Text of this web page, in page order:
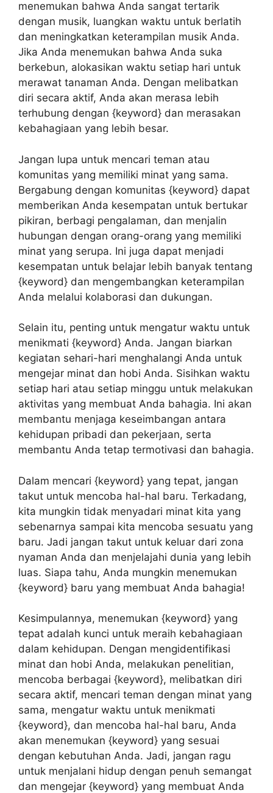
menemukan bahwa Anda sangat tertarik
dengan musik, luangkan waktu untuk berlatih
dan meningkatkan keterampilan musik Anda.
Jika Anda menemukan bahwa Anda suka
berkebun, alokasikan waktu setiap hari untuk
merawat tanaman Anda. Dengan melibatkan
diri secara aktif, Anda akan merasa lebih
terhubung dengan {keyword} dan merasakan
kebahagiaan yang lebih besar.
Jangan lupa untuk mencari teman atau
komunitas yang memiliki minat yang sama.
Bergabung dengan komunitas {keyword} dapat
memberikan Anda kesempatan untuk bertukar
pikiran, berbagi pengalaman, dan menjalin
hubungan dengan orang-orang yang memiliki
minat yang serupa. Ini juga dapat menjadi
kesempatan untuk belajar lebih banyak tentang
{keyword} dan mengembangkan keterampilan
Anda melalui kolaborasi dan dukungan.
Selain itu, penting untuk mengatur waktu untuk
menikmati {keyword} Anda. Jangan biarkan
kegiatan sehari-hari menghalangi Anda untuk
mengejar minat dan hobi Anda. Sisihkan waktu
setiap hari atau setiap minggu untuk melakukan
aktivitas yang membuat Anda bahagia. Ini akan
membantu menjaga keseimbangan antara
kehidupan pribadi dan pekerjaan, serta
membantu Anda tetap termotivasi dan bahagia.
Dalam mencari {keyword} yang tepat, jangan
takut untuk mencoba hal-hal baru. Terkadang,
kita mungkin tidak menyadari minat kita yang
sebenarnya sampai kita mencoba sesuatu yang
baru. Jadi jangan takut untuk keluar dari zona
nyaman Anda dan menjelajahi dunia yang lebih
luas. Siapa tahu, Anda mungkin menemukan
{keyword} baru yang membuat Anda bahagia!
Kesimpulannya, menemukan {keyword} yang
tepat adalah kunci untuk meraih kebahagiaan
dalam kehidupan. Dengan mengidentifikasi
minat dan hobi Anda, melakukan penelitian,
mencoba berbagai {keyword}, melibatkan diri
secara aktif, mencari teman dengan minat yang
sama, mengatur waktu untuk menikmati
{keyword}, dan mencoba hal-hal baru, Anda
akan menemukan {keyword} yang sesuai
dengan kebutuhan Anda. Jadi, jangan ragu
untuk menjalani hidup dengan penuh semangat
dan mengejar {keyword} yang membuat Anda